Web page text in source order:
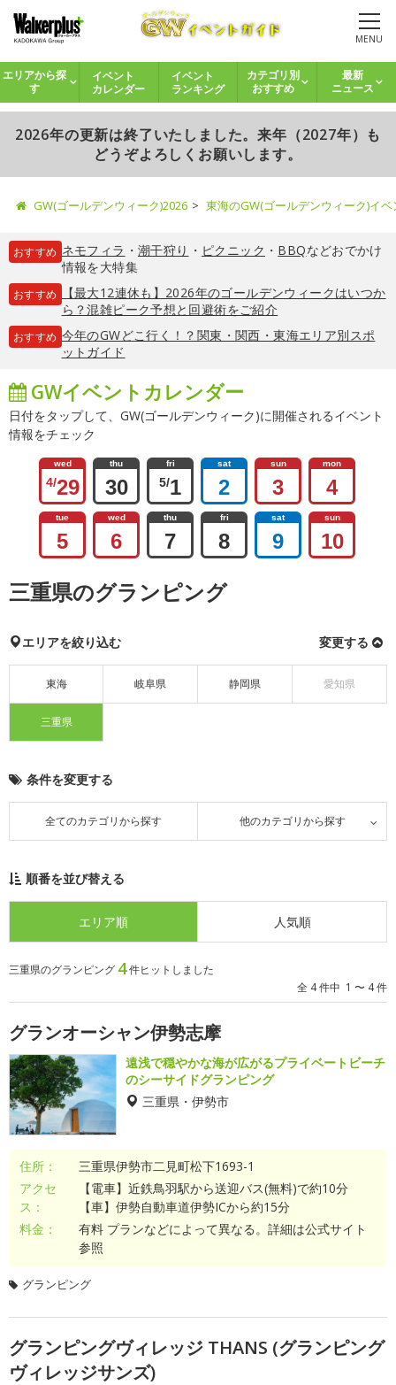
MENU
エリアから探
す
イベント
カレンダー
イベント
ランキング
カテゴリ別
おすすめ
最新
ニュース
2026年の更新は終了いたしました。来年（2027年）も
どうぞよろしくお願いします。
GW(ゴールデンウィーク)2026 東海のGW(ゴールデンウィーク)イ
おすすめ ネモフィラ ・ 潮干狩り ・ ピクニック ・ BBQなどおでかけ
情報を大特集
おすすめ
【最大12連休も】2026年のゴールデンウィークはいつか
ら？混雑ピーク予想と回避術をご紹介
おすすめ 今年のGWどこ行く！？関東・関西・東海エリア別スポ
ットガイド
GWイベントカレンダー
日付をタップして、GW(ゴールデンウィーク)に開催されるイベント
情報をチェック
wed
4/29
thu
30
fri
5/1
sat
2
sun
3
mon
4
tue
5
wed
6
thu
7
fri
8
sat
9
sun
10
三重県のグランピング
エリアを絞り込む 変更する
東海 岐阜県 静岡県 愛知県
三重県
条件を変更する
全てのカテゴリから探す 他のカテゴリから探す
順番を並び替える
エリア順 人気順
三重県のグランピング 4件ヒットしました
全 4 件中 1 〜 4 件
グランオーシャン伊勢志摩
遠浅で穏やかな海が広がるプライベートビーチ
のシーサイドグランピング
三重県・伊勢市
住所：
三重県伊勢市二見町松下1693-1
アクセ
ス：
【電車】近鉄鳥羽駅から送迎バス(無料)で約10分
【車】伊勢自動車道伊勢ICから約15分
料金：
有料 プランなどによって異なる。詳細は公式サイト
参照
グランピング
グランピングヴィレッジ THANS (グランピング
ヴィレッジサンズ)